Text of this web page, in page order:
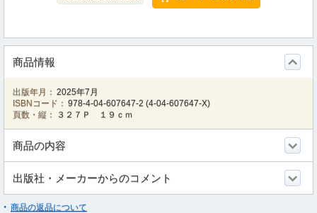
商品情報
出版年月： 2025年7月
ISBNコード： 978-4-04-607647-2 (4-04-607647-X)
頁数・縦：
３２７Ｐ １９ｃｍ
商品の内容
出版社・メーカーからのコメント
商品の返品について